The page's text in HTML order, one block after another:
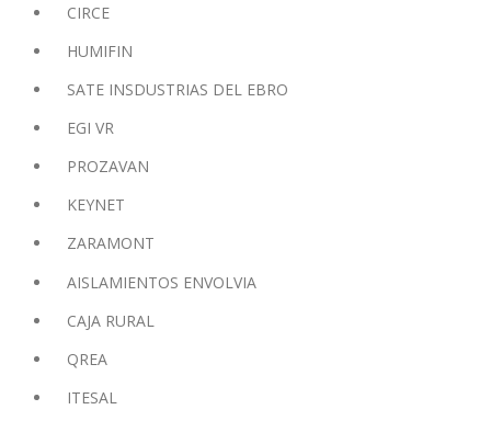
CIRCE
HUMIFIN
SATE INSDUSTRIAS DEL EBRO
EGI VR
PROZAVAN
KEYNET
ZARAMONT
AISLAMIENTOS ENVOLVIA
CAJA RURAL
QREA
ITESAL